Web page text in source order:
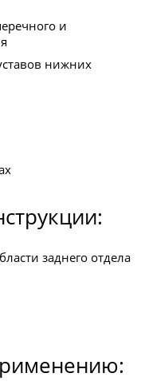
и
нижних
заднего отдела